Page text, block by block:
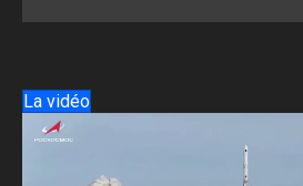
La vidéo
Lecteur
vidéo